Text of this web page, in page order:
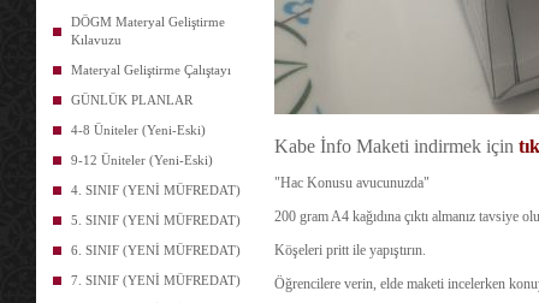
DÖGM Materyal Geliştirme
Kılavuzu
Materyal Geliştirme Çalıştayı
GÜNLÜK PLANLAR
4-8 Üniteler (Yeni-Eski)
9-12 Üniteler (Yeni-Eski)
4. SINIF (YENİ MÜFREDAT)
5. SINIF (YENİ MÜFREDAT)
6. SINIF (YENİ MÜFREDAT)
7. SINIF (YENİ MÜFREDAT)
Kabe İnfo Maketi indirmek için
"Hac Konusu avucunuzda"
200 gram A4 kağıdına çıktı almanız tavsiye
Köşeleri pritt ile yapıştırın.
Öğrencilere verin, elde maketi incelerken